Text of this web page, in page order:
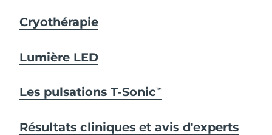
Cryothérapie
Lumière LED
Les pulsations T-SonicTM
Résultats cliniques et avis d'experts